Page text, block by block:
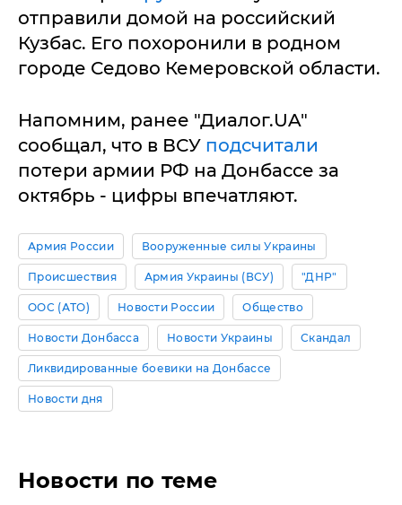
отправили домой на российский
Кузбас. Его похоронили в родном
городе Седово Кемеровской области.
Напомним, ранее "Диалог.UA"
сообщал, что в ВСУ подсчитали
потери армии РФ на Донбассе за
октябрь - цифры впечатляют.
Армия России Вооруженные силы Украины
Происшествия Армия Украины (ВСУ) "ДНР"
ООС (АТО) Новости России Общество
Новости Донбасса Новости Украины Скандал
Ликвидированные боевики на Донбассе
Новости дня
Новости по теме